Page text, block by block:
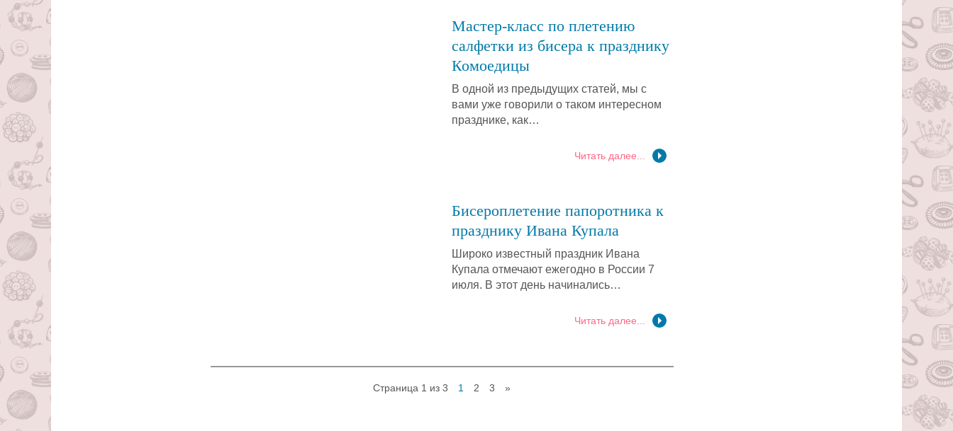
Мастер-класс по плетению
салфетки из бисера к празднику
Комоедицы
В одной из предыдущих статей, мы с
вами уже говорили о таком интересном
празднике, как…
Читать далее...
Бисероплетение папоротника к
празднику Ивана Купала
Широко известный праздник Ивана
Купала отмечают ежегодно в России 7
июля. В этот день начинались…
Читать далее...
Страница 1 из 3 1 2 3 »